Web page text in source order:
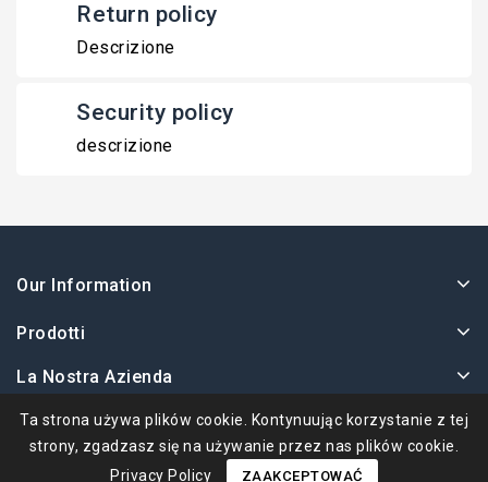
Return policy
Descrizione
Security policy
descrizione
Our Information
Prodotti
La Nostra Azienda
Twoje Konto
Ta strona używa plików cookie. Kontynuując korzystanie z tej
strony, zgadzasz się na używanie przez nas plików cookie.
Privacy Policy
ZAAKCEPTOWAĆ